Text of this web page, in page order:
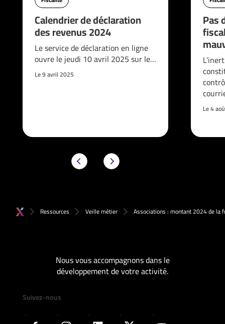
Calendrier de déclaration
des revenus 2024
Le service de déclaration en ligne
ouvre le jeudi 10 avril 2025 sur le…
Le 9 avril 2025
Pas
Le 4
Ressources Veille métier Associations : montant 2024 de la
Nous vous accompagnons dans le
développement de votre activité.
Suivez-nous